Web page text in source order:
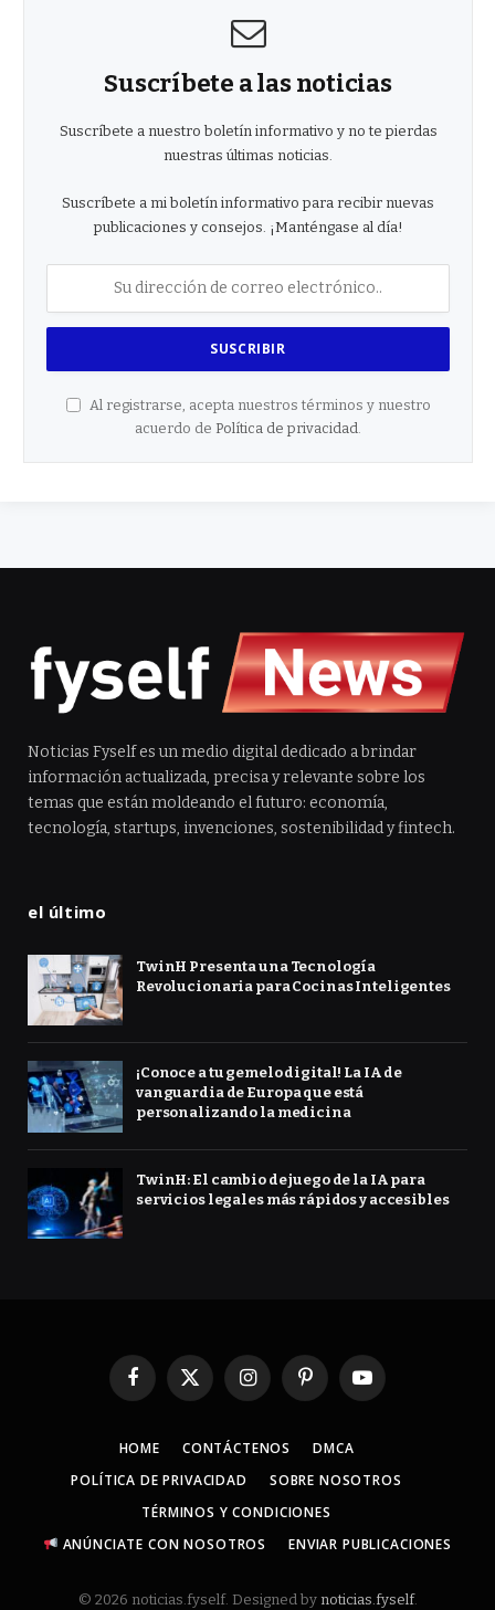
Suscríbete a las noticias
Suscríbete a nuestro boletín informativo y no te pierdas
nuestras últimas noticias.
Suscríbete a mi boletín informativo para recibir nuevas
publicaciones y consejos. ¡Manténgase al día!
Al registrarse, acepta nuestros términos y nuestro
acuerdo de Política de privacidad
Noticias Fyself es un medio digital dedicado a brindar
información actualizada, precisa y relevante sobre los
temas que están moldeando el futuro: economía,
tecnología, startups, invenciones, sostenibilidad y fintech.
el último
TwinH Presenta una Tecnología
Revolucionaria para Cocinas Inteligentes
¡Conoce a tu gemelo digital! La IA de
vanguardia de Europa que está
personalizando la medicina
TwinH: El cambio de juego de la IA para
servicios legales más rápidos y accesibles
Facebook
X
InstagramPinterestYouTube
HOME CONTÁCTENOS
DMCA
POLÍTICA DE PRIVACIDAD
SOBRE NOSOTROS
TÉRMINOS Y CONDICIONES
ANÚNCIATE CON NOSOTROS
ENVIAR PUBLICACIONES
© 2026 noticias.fyself. Designed by noticias.fyself.